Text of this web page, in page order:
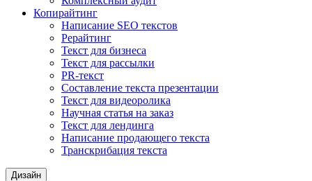
Копирайтинг
Написание SEO текстов
Рерайтинг
Текст для бизнеса
Текст для рассылки
PR-текст
Составление текста презентации
Текст для видеоролика
Научная статья на заказ
Текст для лендинга
Написание продающего текста
Транскрибация текста
Дизайн